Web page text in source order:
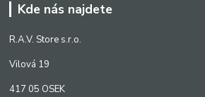
Kde nás najdete
R.A.V. Store s.r.o.
Vilová 19
417 05 OSEK